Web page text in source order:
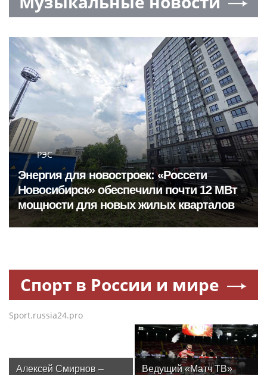
РЭС
Энергия для новостроек: «Россети
Новосибирск» обеспечили почти 12 МВт
мощности для новых жилых кварталов
Спорт в России и мире
Sport.russia24.pro
Алексей Смирнов –
Ведущий «Матч ТВ»